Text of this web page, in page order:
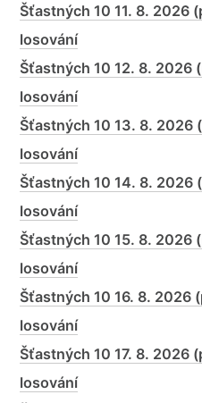
Šťastných 10 11. 8. 2026
losování
Šťastných 10 12. 8. 2026
losování
Šťastných 10 13. 8. 2026
losování
Šťastných 10 14. 8. 2026
losování
Šťastných 10 15. 8. 2026
losování
Šťastných 10 16. 8. 2026
losování
Šťastných 10 17. 8. 2026
losování